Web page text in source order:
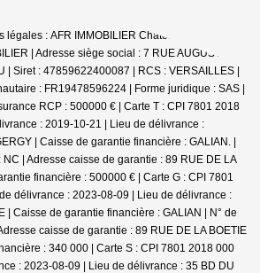
: AFR IMMOBILIER Chatou | Raison
| Adresse siège social : 7 RUE AUGUSTE
| Siret : 47859622400087 | RCS : VERSAILLES |
: FR19478596224 | Forme juridique : SAS |
RCP : 500000 € | Carte T : CPI 7801 2018
: 2019-10-21 | Lieu de délivrance :
| Caisse de garantie financière : GALIAN. |
| Adresse caisse de garantie : 89 RUE DE LA
financière : 500000 € | Carte G : CPI 7801
délivrance : 2023-08-09 | Lieu de délivrance :
| Caisse de garantie financière : GALIAN | N° de
caisse de garantie : 89 RUE DE LA BOETIE
: 340 000 | Carte S : CPI 7801 2018 000
: 2023-08-09 | Lieu de délivrance : 35 BD DU